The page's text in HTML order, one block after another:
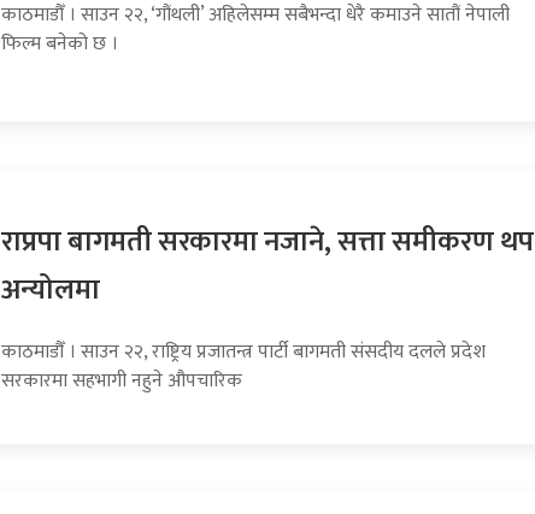
काठमाडौँ । साउन २२, ‘गौंथली’ अहिलेसम्म सबैभन्दा धेरै कमाउने सातौं नेपाली
फिल्म बनेको छ ।
राप्रपा बागमती सरकारमा नजाने, सत्ता समीकरण थप
अन्योलमा
काठमाडौँ । साउन २२, राष्ट्रिय प्रजातन्त्र पार्टी बागमती संसदीय दलले प्रदेश
सरकारमा सहभागी नहुने औपचारिक